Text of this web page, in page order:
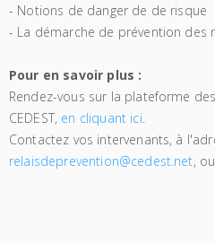
- Notions de danger de de risque
- La démarche de prévention des
Pour en savoir plus :
Rendez-vous sur la plateforme
CEDEST, en cliquant ici
Contactez vos intervenants, à
relaisdeprevention@cedest.net,